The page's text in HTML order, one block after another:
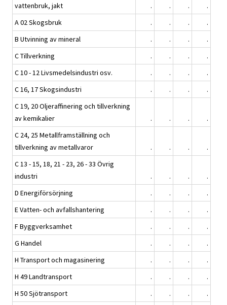
vattenbruk, jakt
. . .
.
A 02 Skogsbruk
. . .
.
B Utvinning av mineral
. . .
.
C Tillverkning
. . .
.
C 10 - 12 Livsmedelsindustri osv.
. . .
.
C 16, 17 Skogsindustri
. . .
.
C 19, 20 Oljeraffinering och tillverkning
av kemikalier
. . .
.
C 24, 25 Metallframställning och
tillverkning av metallvaror
. . .
.
C 13 - 15, 18, 21 - 23, 26 - 33 Övrig
industri
. . .
.
D Energiförsörjning
. . .
.
E Vatten- och avfallshantering
. . .
.
F Byggverksamhet
. . .
.
G Handel
. . .
.
H Transport och magasinering
. . .
.
H 49 Landtransport
. . .
.
H 50 Sjötransport
. . .
.